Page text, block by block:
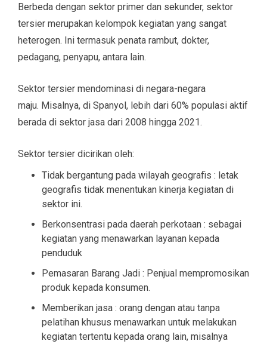
Berbeda dengan sektor primer dan sekunder, sektor
tersier merupakan kelompok kegiatan yang sangat
heterogen. Ini termasuk penata rambut, dokter,
pedagang, penyapu, antara lain.
Sektor tersier mendominasi di negara-negara
maju. Misalnya, di Spanyol, lebih dari 60% populasi aktif
berada di sektor jasa dari 2008 hingga 2021.
Sektor tersier dicirikan oleh:
Tidak bergantung pada wilayah geografis : letak
geografis tidak menentukan kinerja kegiatan di
sektor ini.
Berkonsentrasi pada daerah perkotaan : sebagai
kegiatan yang menawarkan layanan kepada
penduduk
Pemasaran Barang Jadi : Penjual mempromosikan
produk kepada konsumen.
Memberikan jasa : orang dengan atau tanpa
pelatihan khusus menawarkan untuk melakukan
kegiatan tertentu kepada orang lain, misalnya